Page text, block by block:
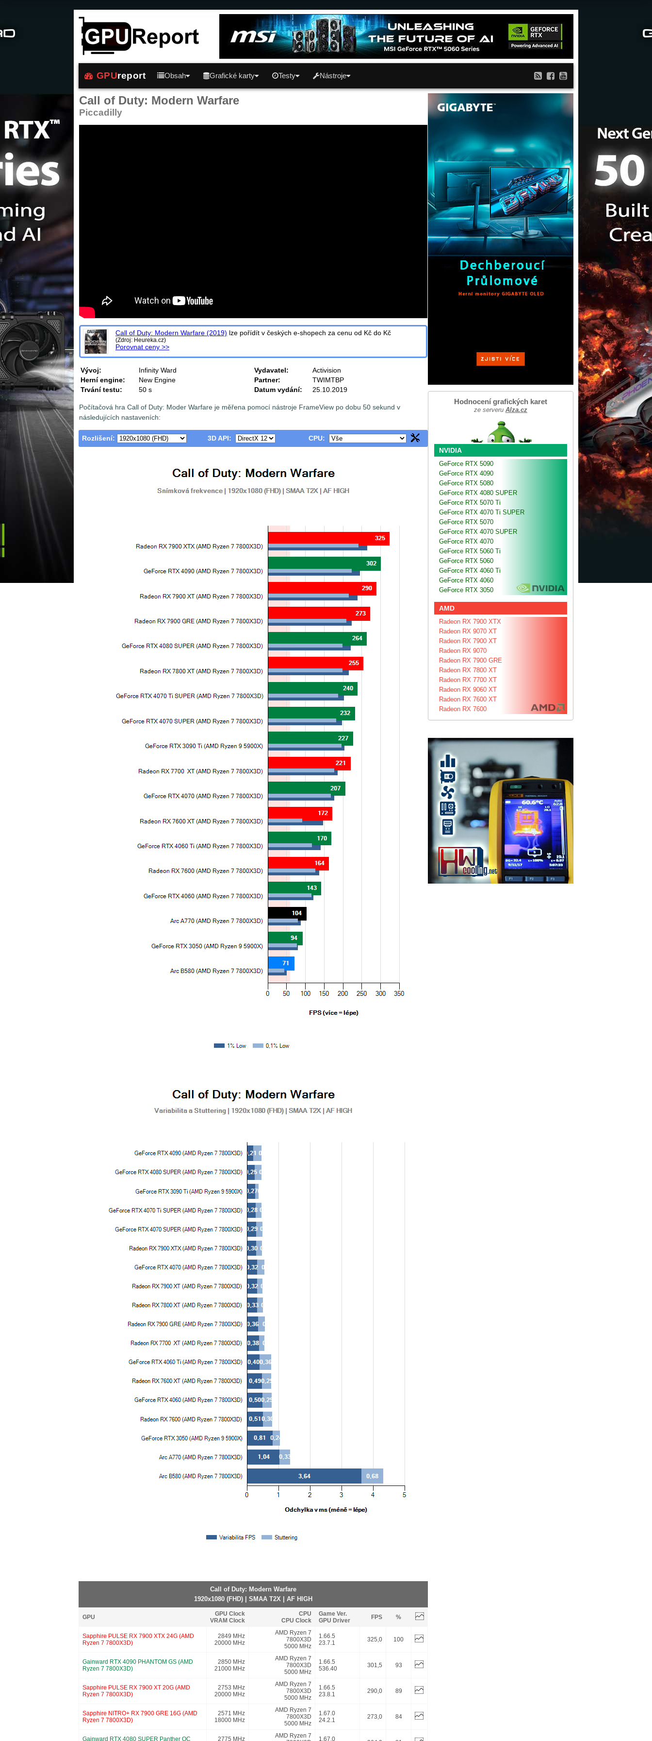
GPUreport Obsah Grafické karty Testy Nástroje
Call of Duty: Modern Warfare
Piccadilly
Call of Duty: Modern Warfare (2019) lze pořídít v českých e-shopech za cenu od Kč do Kč
(Zdroj: Heureka.cz)
Porovnat ceny >>
Vývoj: Infinity Ward Vydavatel:
Activision
Herní engine:
New Engine Partner:
TWIMTBP
Trvání testu:
50 s Datum vydání: 25.10.2019
Počítačová hra Call of Duty: Moder Warfare je měřena pomocí nástroje FrameView po dobu 50 sekund v
následujících nastaveních:
Rozlišení: 3D API: CPU:
Call of Duty: Modern Warfare
1920x1080 (FHD) | SMAA T2X | AF HIGH
GPU
GPU Clock
VRAM Clock
CPU
CPU Clock
Game Ver.
GPU Driver
FPS %
Sapphire PULSE RX 7900 XTX 24G (AMD
Ryzen 7 7800X3D)
2849 MHz
20000 MHz
AMD Ryzen 7
7800X3D
5000 MHz
1.66.5
23.7.1
325,0 100
Gainward RTX 4090 PHANTOM GS (AMD
Ryzen 7 7800X3D)
2850 MHz
21000 MHz
AMD Ryzen 7
7800X3D
5000 MHz
1.66.5
536.40
301,5 93
Sapphire PULSE RX 7900 XT 20G (AMD
Ryzen 7 7800X3D)
2753 MHz
20000 MHz
AMD Ryzen 7
7800X3D
5000 MHz
1.66.5
23.8.1
290,0 89
Sapphire NITRO+ RX 7900 GRE 16G (AMD
Ryzen 7 7800X3D)
2571 MHz
18000 MHz
AMD Ryzen 7
7800X3D
5000 MHz
1.67.0
24.2.1
273,0 84
Gainward RTX 4080 SUPER Panther OC 2775 MHz
AMD Ryzen 7
1.67.0
Hodnocení grafických karet
ze serveru Alza.cz
NVIDIA
GeForce RTX 5090
GeForce RTX 4090
GeForce RTX 5080
GeForce RTX 4080 SUPER
GeForce RTX 5070 Ti
GeForce RTX 4070 Ti SUPER
GeForce RTX 5070
GeForce RTX 4070 SUPER
GeForce RTX 4070
GeForce RTX 5060 Ti
GeForce RTX 5060
GeForce RTX 4060 Ti
GeForce RTX 4060
GeForce RTX 3050
AMD
Radeon RX 7900 XTX
Radeon RX 9070 XT
Radeon RX 7900 XT
Radeon RX 9070
Radeon RX 7900 GRE
Radeon RX 7800 XT
Radeon RX 7700 XT
Radeon RX 9060 XT
Radeon RX 7600 XT
Radeon RX 7600